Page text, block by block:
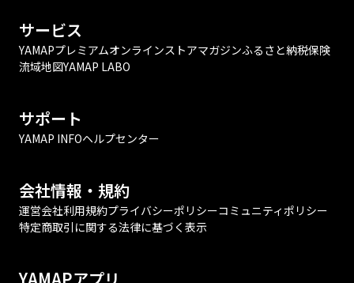
サービス
YAMAPプレミアムオンラインストアマガジンふるさと納税保険
流域地図YAMAP LABO
サポート
YAMAP INFOヘルプセンター
会社情報・規約
運営会社利用規約プライバシーポリシーコミュニティポリシー
特定商取引に関する法律に基づく表示